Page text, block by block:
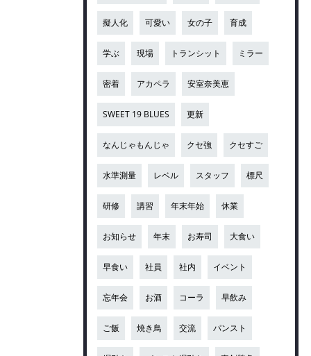
擬人化 可愛い 女の子 育成
学ぶ 現場 トランシット ミラー
密着 アカペラ 安室奈美恵
SWEET 19 BLUES 更新
なんじゃもんじゃ クセ強 クセすご
水準測量 レベル スタッフ 標尺
研修 講習 年末年始 休業
お知らせ 年末 お寿司 大食い
早食い 社員 社内 イベント
忘年会 お酒 コーラ 早飲み
ご飯 焼き鳥 交流 パンスト